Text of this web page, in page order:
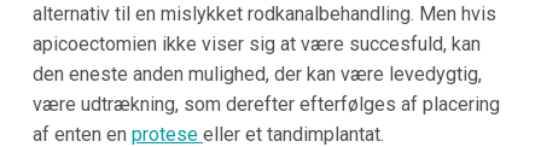
alternativ til en mislykket rodkanalbehandling. Men hvis
apicoectomien ikke viser sig at være succesfuld, kan
den eneste anden mulighed, der kan være levedygtig,
være udtrækning, som derefter efterfølges af placering
af enten en protese eller et tandimplantat.